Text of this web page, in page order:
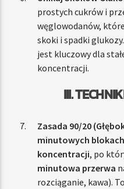
prostych cukrów i
węglowodanów,
skoki i spadki
jest kluczowy dla
koncentracji.
III.
Zasada 90/20
minutowych
koncentracji, po
minutowa przerwa
rozciąganie, kawa).